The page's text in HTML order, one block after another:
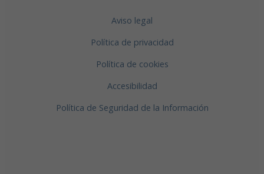
Aviso legal
Política de privacidad
Política de cookies
Accesibilidad
Política de Seguridad de la Información